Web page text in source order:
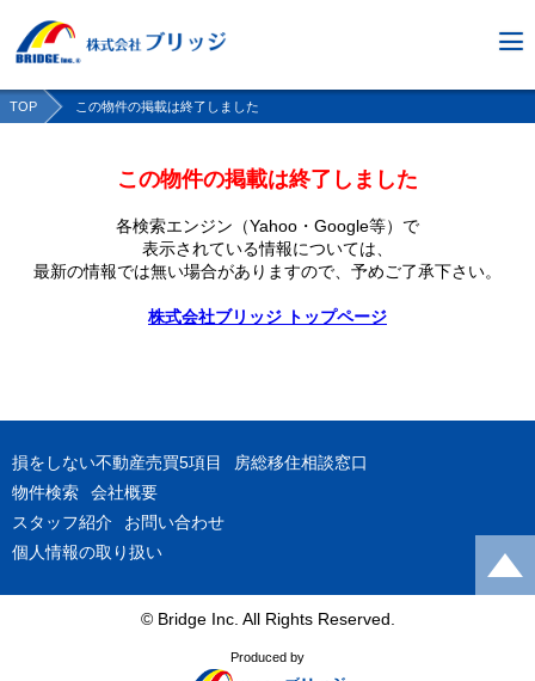
TOP この物件の掲載は終了しました
この物件の掲載は終了しました
各検索エンジン（Yahoo・Google等）で
表示されている情報については、
最新の情報では無い場合がありますので、 予めご了承下さい。
株式会社ブリッジ トップページ
損をしない不動産売買5項目
房総移住相談窓口
物件検索
会社概要
スタッフ紹介
お問い合わせ
個人情報の取り扱い
© Bridge Inc. All Rights Reserved.
Produced by